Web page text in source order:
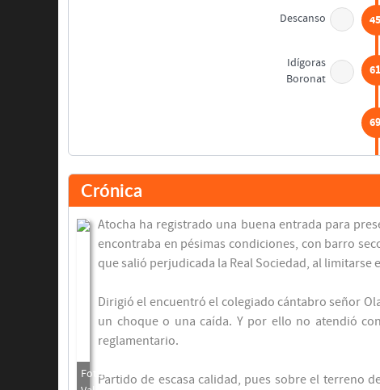
Descanso
Idígoras
Boronat
Murillo(Pen.)
Final del partido
Crónica
Atocha ha registrado una buena entrada para
encontraba en pésimas condiciones, con barro
que salió perjudicada la Real Sociedad, al limitarse
Dirigió el encuentró el colegiado cántabro señor
un choque o una caída. Y por ello no atendió
reglamentario.
Partido de escasa calidad, pues sobre el terreno